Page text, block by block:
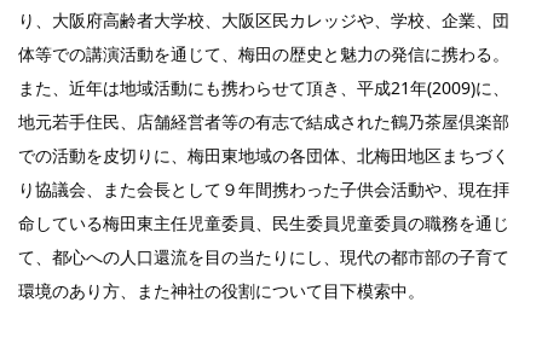
り、大阪府高齢者大学校、大阪区民カレッジや、学校、企業、団
体等での講演活動を通じて、梅田の歴史と魅力の発信に携わる。
また、近年は地域活動にも携わらせて頂き、平成21年(2009)に、
地元若手住民、店舗経営者等の有志で結成された鶴乃茶屋倶楽部
での活動を皮切りに、梅田東地域の各団体、北梅田地区まちづく
り協議会、また会長として９年間携わった子供会活動や、現在拝
命している梅田東主任児童委員、民生委員児童委員の職務を通じ
て、都心への人口還流を目の当たりにし、現代の都市部の子育て
環境のあり方、また神社の役割について目下模索中。